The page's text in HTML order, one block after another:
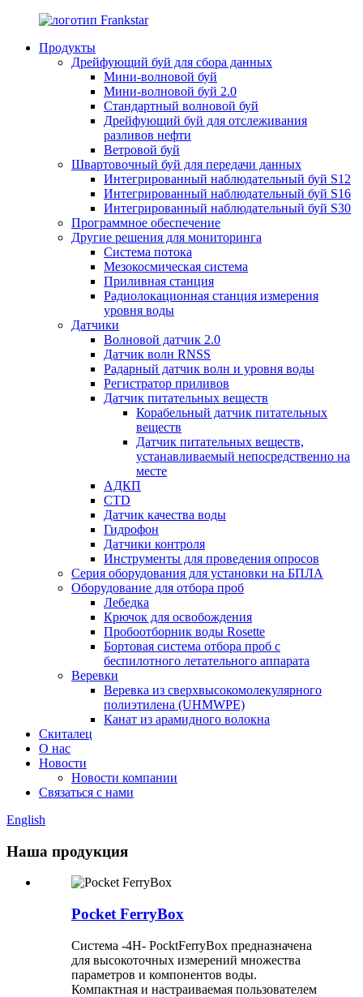
Продукты
Дрейфующий буй для сбора данных
Мини-волновой буй
Мини-волновой буй 2.0
Стандартный волновой буй
Дрейфующий буй для отслеживания
разливов нефти
Ветровой буй
Швартовочный буй для передачи данных
Интегрированный наблюдательный буй S12
Интегрированный наблюдательный буй S16
Интегрированный наблюдательный буй S30
Программное обеспечение
Другие решения для мониторинга
Система потока
Мезокосмическая система
Приливная станция
Радиолокационная станция измерения
уровня воды
Датчики
Волновой датчик 2.0
Датчик волн RNSS
Радарный датчик волн и уровня воды
Регистратор приливов
Датчик питательных веществ
Корабельный датчик питательных
веществ
Датчик питательных веществ,
устанавливаемый непосредственно на
месте
АДКП
CTD
Датчик качества воды
Гидрофон
Датчики контроля
Инструменты для проведения опросов
Серия оборудования для установки на БПЛА
Оборудование для отбора проб
Лебедка
Крючок для освобождения
Пробоотборник воды Rosette
Бортовая система отбора проб с
беспилотного летательного аппарата
Веревки
Веревка из сверхвысокомолекулярного
полиэтилена (UHMWPE)
Канат из арамидного волокна
Скиталец
О нас
Новости
Новости компании
Связаться с нами
English
Наша продукция
Pocket FerryBox
Система -4H- PocktFerryBox предназначена
для высокоточных измерений множества
параметров и компонентов воды.
Компактная и настраиваемая пользователем